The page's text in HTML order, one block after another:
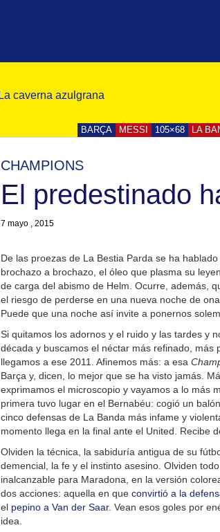
BARÇA MESSI 105×68 LA
CHAMPIONS
El predestinado
7 mayo , 2015
De las proezas de La Bestia Parda se ha
brochazo a brochazo, el óleo que plasma su
de carga del abismo de Helm. Ocurre, además,
el riesgo de perderse en una nueva noche de
Puede que una noche así invite a ponernos
Si quitamos los adornos y el ruido y las tardes y
década y buscamos el néctar más refinado,
llegamos a ese 2011. Afinemos más: a esa
Barça y, dicen, lo mejor que se ha visto jamás.
exprimamos el microscopio y vayamos a lo más
primera tuvo lugar en el Bernabéu: cogió un
cinco defensas de La Banda más infame y
momento llega en la final ante el United. Recibe
Olviden la técnica, la sabiduría antigua de su
demencial, la fe y el instinto asesino. Olviden
inalcanzable para Maradona, en la versión
dos acciones: aquella en que convirtió a la
el pepino a Van der Saar. Vean esos goles por
idea.